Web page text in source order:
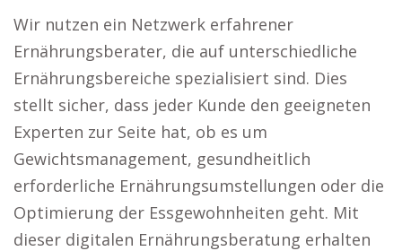
Wir nutzen ein Netzwerk erfahrener
Ernährungsberater, die auf unterschiedliche
Ernährungsbereiche spezialisiert sind. Dies
stellt sicher, dass jeder Kunde den geeigneten
Experten zur Seite hat, ob es um
Gewichtsmanagement, gesundheitlich
erforderliche Ernährungsumstellungen oder die
Optimierung der Essgewohnheiten geht. Mit
dieser digitalen Ernährungsberatung erhalten